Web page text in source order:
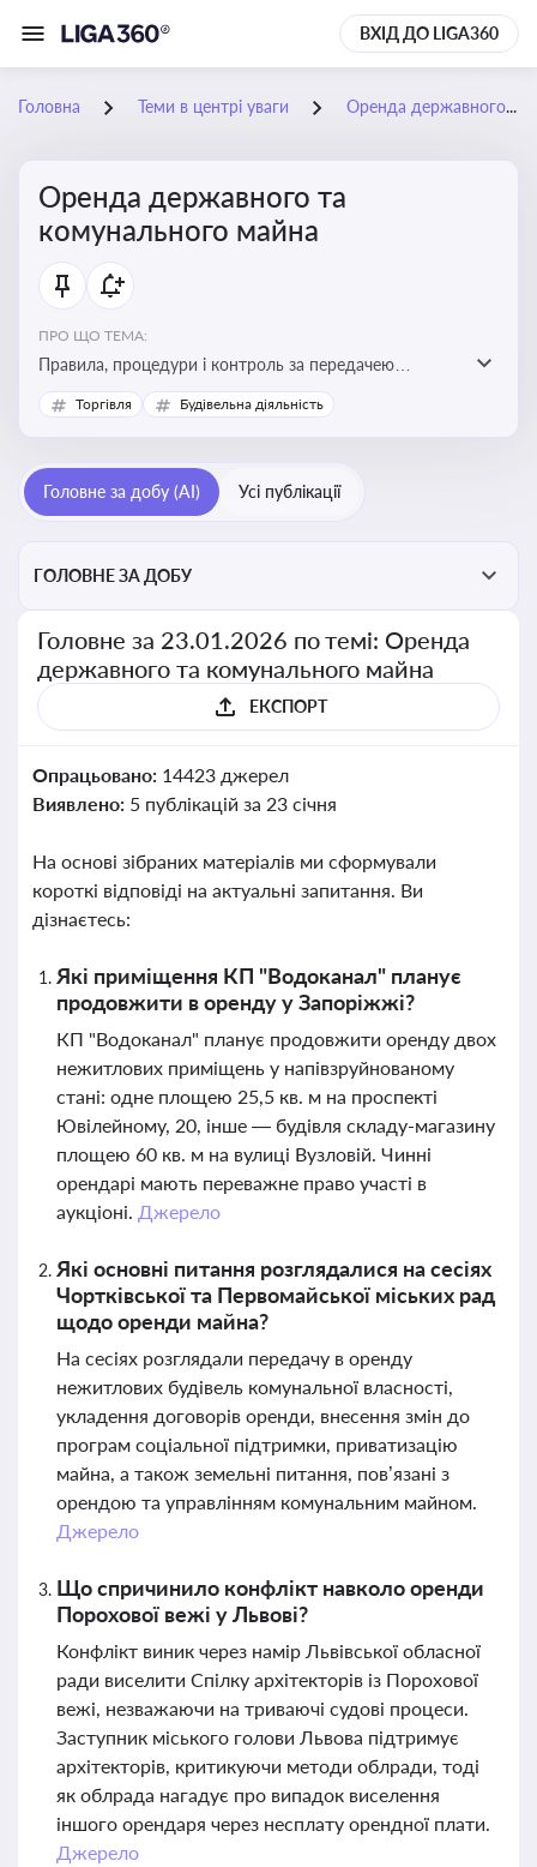
ВХІД ДО LIGA360
Головна Теми в центрі уваги Оренда державного та комунального майна
Оренда державного та
комунального майна
ПРО ЩО ТЕМА:
Правила, процедури і контроль за передачею
державного та комунального майна в оренду. Кейси
використання публічного майна
Торгівля Будівельна діяльність
Головне за добу (AI) Усі публікації
ГОЛОВНЕ ЗА ДОБУ
Головне за 23.01.2026 по темі: Оренда
державного та комунального майна
ЕКСПОРТ
Опрацьовано: 14423 джерел
Виявлено: 5 публікацій за 23 січня
На основі зібраних матеріалів ми сформували
короткі відповіді на актуальні запитання. Ви
дізнаєтесь:
Які приміщення КП "Водоканал" планує
продовжити в оренду у Запоріжжі?
КП "Водоканал" планує продовжити оренду двох
нежитлових приміщень у напівзруйнованому
стані: одне площею 25,5 кв. м на проспекті
Ювілейному, 20, інше — будівля складу-магазину
площею 60 кв. м на вулиці Вузловій. Чинні
орендарі мають переважне право участі в
аукціоні. Джерело
Які основні питання розглядалися на сесіях
Чортківської та Первомайської міських рад
щодо оренди майна?
На сесіях розглядали передачу в оренду
нежитлових будівель комунальної власності,
укладення договорів оренди, внесення змін до
програм соціальної підтримки, приватизацію
майна, а також земельні питання, пов’язані з
орендою та управлінням комунальним майном.
Джерело
Що спричинило конфлікт навколо оренди
Порохової вежі у Львові?
Конфлікт виник через намір Львівської обласної
ради виселити Спілку архітекторів із Порохової
вежі, незважаючи на триваючі судові процеси.
Заступник міського голови Львова підтримує
архітекторів, критикуючи методи облради, тоді
як облрада нагадує про випадок виселення
іншого орендаря через несплату орендної плати.
Джерело